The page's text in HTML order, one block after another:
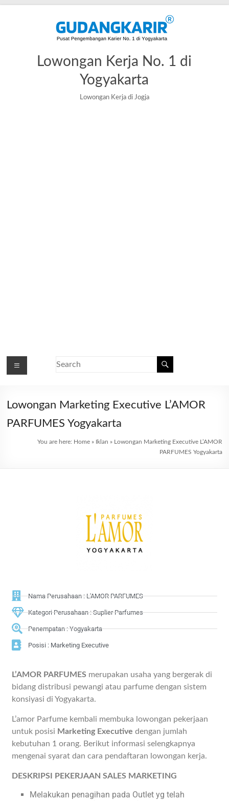
Lowongan Kerja No. 1 di
Yogyakarta
Lowongan Kerja di Jogja
Lowongan Marketing Executive L’AMOR
PARFUMES Yogyakarta
You are here: Home» Iklan » Lowongan Marketing Executive L’AMOR
PARFUMES Yogyakarta
Nama Perusahaan : L'AMOR PARFUMES
Kategori Perusahaan : Suplier Parfumes
Penempatan : Yogyakarta
Posisi : Marketing Executive
L’AMOR PARFUMES merupakan usaha yang bergerak di
bidang distribusi pewangi atau parfume dengan sistem
konsiyasi di Yogyakarta.
L’amor Parfume kembali membuka lowongan pekerjaan
untuk posisi Marketing Executive dengan jumlah
kebutuhan 1 orang. Berikut informasi selengkapnya
mengenai syarat dan cara pendaftaran lowongan kerja.
DESKRIPSI PEKERJAAN SALES MARKETING
Melakukan penagihan pada Outlet yg telah